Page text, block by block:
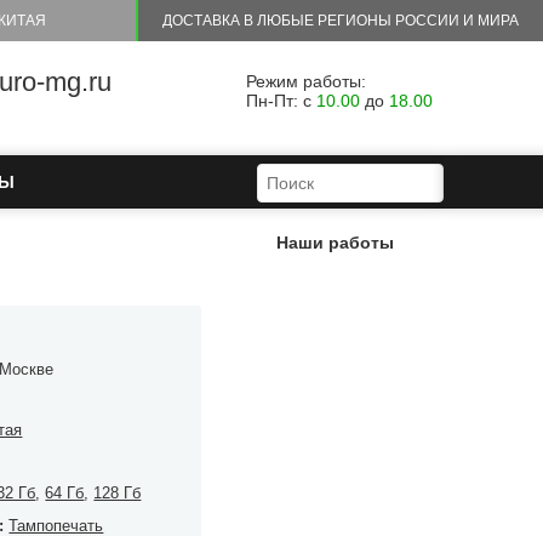
ДОСТАВКА В ЛЮБЫЕ РЕГИОНЫ РОССИИ И МИРА
mg.ru
Режим работы:
Пн-Пт: с 10.00 до 18.00
ФОРМА ПОИСКА
ПОИСК
Гб ,64 Гб 128 Гб
Тампопечать
Наши работы